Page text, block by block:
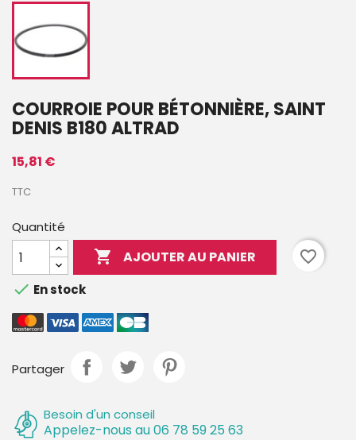
COURROIE POUR BÉTONNIÈRE, SAINT
DENIS B180 ALTRAD
15,81 €
TTC
Quantité
 AJOUTER AU PANIER
favorite_border
 En stock
Partager
Besoin d'un conseil
Appelez-nous au 06 78 59 25 63